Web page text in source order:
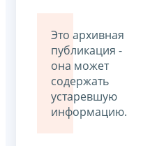
Это архивная
публикация -
она может
содержать
устаревшую
информацию.